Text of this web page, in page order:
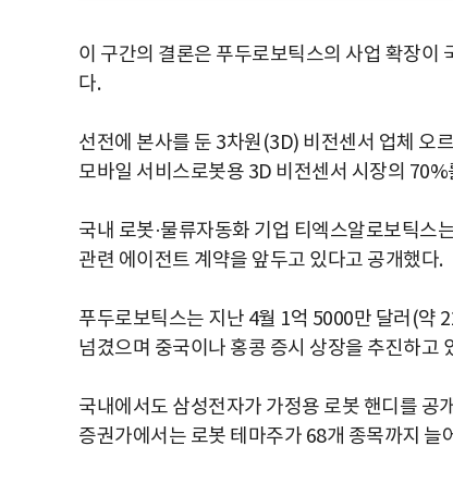
이 구간의 결론은 푸두로보틱스의 사업 확장이
다.
선전에 본사를 둔 3차원(3D) 비전센서 업체 오
모바일 서비스로봇용 3D 비전센서 시장의
국내 로봇·물류자동화 기업 티엑스알로보틱스
관련 에이전트 계약을 앞두고 있다고 공개했다.
푸두로보틱스는 지난 4월 1억 5000만 달러(약
넘겼으며 중국이나 홍콩 증시 상장을 추진하고
국내에서도 삼성전자가 가정용 로봇 핸디를 공
증권가에서는 로봇 테마주가 68개 종목까지 늘